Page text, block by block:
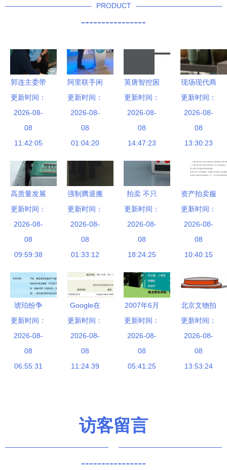
PRODUCT
----------------
郭连主委带
队开展党员
走访活动，
聚焦拍卖业
务发展
更新时间：
2026-08-
08
11:42:05
阿里联手闲
鱼与拍卖，
复制下一个
淘宝级奇
迹，在分享
更新时间：
2026-08-
08
01:04:20
英唐智控困
境 控股权
质押风险与
业绩雪崩的
双重打击
更新时间：
2026-08-
08
14:47:23
现场现代商
店拍卖业务
平衡创新与
传统的艺术
更新时间：
2026-08-
08
13:30:23
高质量发展
调研行 生
产一线看制
造企业智改
数转网联拍
更新时间：
2026-08-
08
09:59:38
强制腾退搬
迁 东莞一
工厂171亩
地拍卖后拒
退场的法律
更新时间：
2026-08-
08
01:33:12
拍卖 不只
是买卖，更
是艺术与资
本的共舞
更新时间：
2026-08-
08
18:24:25
资产拍卖服
务供应商合
作合同协议
书范本
更新时间：
2026-08-
08
10:40:15
琥珀纷争
——肖特玻
璃的芯片
更新时间：
2026-08-
08
06:55:31
Google在
上海自贸区
注册独资公
司 Google
Play入华更
更新时间：
2026-08-
08
11:24:39
2007年6月
15日房产拍
卖公告
更新时间：
2026-08-
08
05:41:25
北京文物拍
卖公司转让
价格及业务
运营分析
更新时间：
2026-08-
08
13:53:24
访客留言
----------------